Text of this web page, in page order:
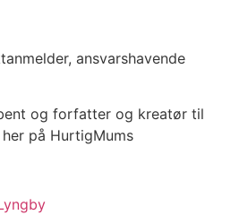
ansvarshavende
og forfatter og kreatør til
på HurtigMums